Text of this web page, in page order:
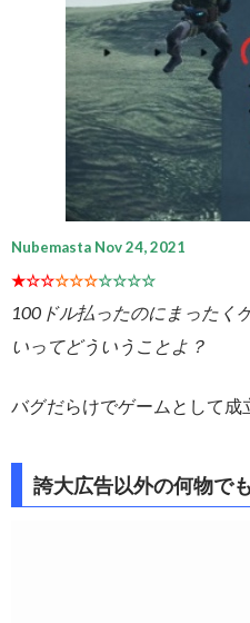
Nubemasta Nov 24, 2021
★☆☆☆☆☆☆☆☆☆
100ドル払ったのにまったく
いってどういうことよ？
バグだらけでゲームとして成
誇大広告以外の何物でも